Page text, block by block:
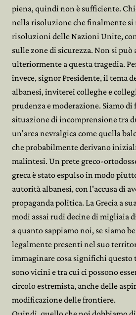
piena, quindi non è sufficiente.
nella risoluzione che finalmente
risoluzioni delle Nazioni Unite,
sulle zone di sicurezza. Non si può
ulteriormente a questa tragedia.
invece, signor Presidente, il tema
albanesi, inviterei colleghe e
prudenza e moderazione. Siamo di
situazione di incomprensione tra
un'area nevralgica come quella
che probabilmente derivano
malintesi. Un prete greco-
greca è stato espulso in modo
autorità albanesi, con l'accusa di
propaganda politica. La Grecia a
modi assai rudi decine di migliaia
a quanto sappiamo noi, se siamo
legalmente presenti nel suo
immaginare cosa significhi questo
sono vicini e tra cui ci possono
circolo estremista, anche delle
modificazione delle frontiere.